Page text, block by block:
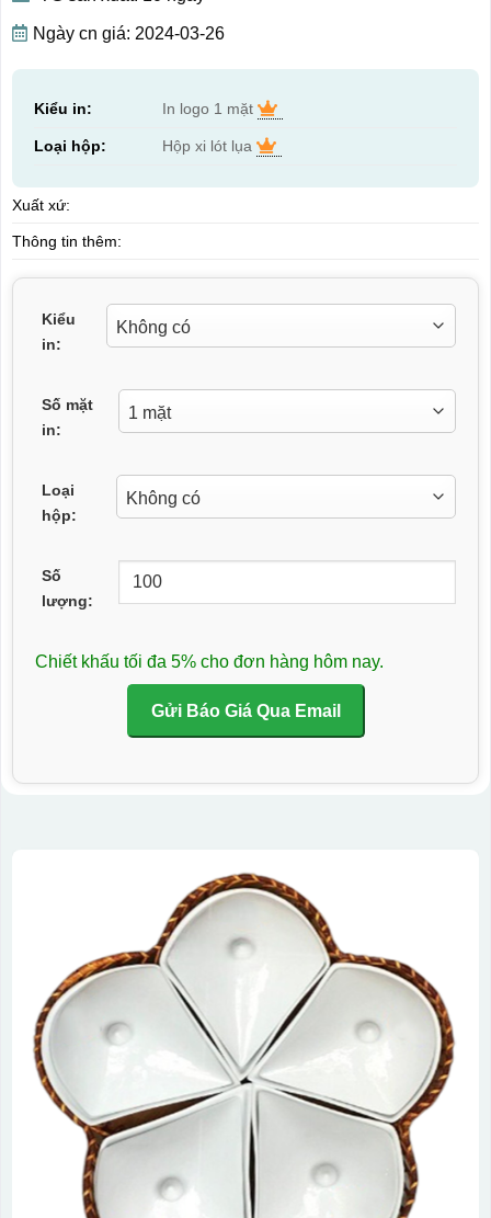
Ngày cn giá: 2024-03-26
Kiểu in: In logo 1 mặt
Loại hộp: Hộp xi lót lụa
Xuất xứ:
Thông tin thêm:
Kiểu
in:
Số mặt
in:
Loại
hộp:
Số
lượng:
Chiết khấu tối đa 5% cho đơn hàng hôm nay.
Gửi Báo Giá Qua Email